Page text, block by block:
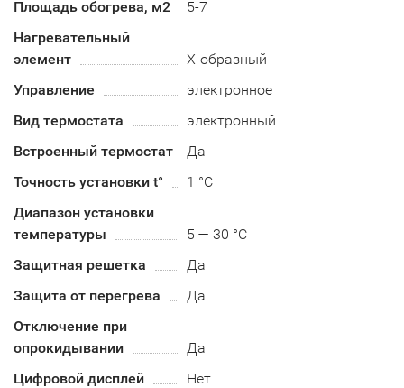
Площадь обогрева, м2
5-7
Нагревательный
элемент
Х-образный
Управление
электронное
Вид термостата
электронный
Встроенный термостат
Да
Точность установки t°
1 °C
Диапазон установки
температуры
5 — 30 °C
Защитная решетка
Да
Защита от перегрева
Да
Отключение при
опрокидывании
Да
Цифровой дисплей
Нет